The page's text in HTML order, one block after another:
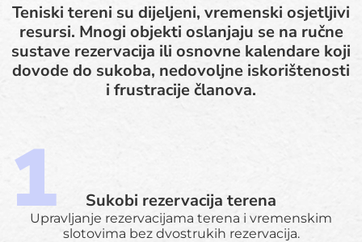
Teniski tereni su dijeljeni, vremenski osjetljivi
resursi. Mnogi objekti oslanjaju se na ručne
sustave rezervacija ili osnovne kalendare koji
dovode do sukoba, nedovoljne iskorištenosti
i frustracije članova.
Sukobi rezervacija terena
Upravljanje rezervacijama terena i vremenskim
slotovima bez dvostrukih rezervacija.